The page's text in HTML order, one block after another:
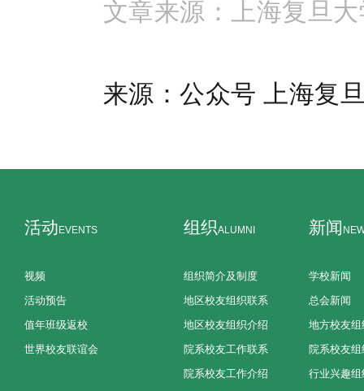
文章来源： 上海复旦
来源：公众号 上海复
活动 EVENTS
视频
活动预告
值年班级返校
世界校友联谊会
组织ALUMNI
组织简介及制度
地区校友组织联系
地区校友组织介绍
院系校友工作联系
院系校友工作介绍
新闻
学校新闻
总会新闻
地方校友组
院系校友组
行业兴趣组